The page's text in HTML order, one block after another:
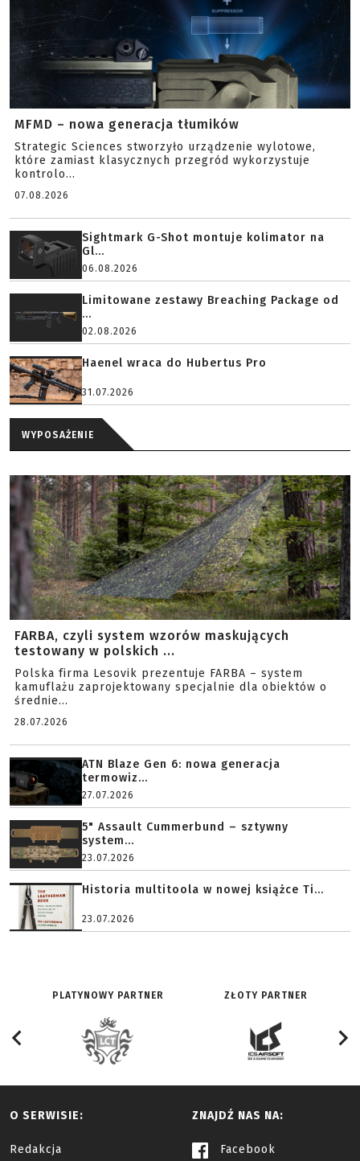
MFMD – nowa generacja tłumików
Strategic Sciences stworzyło urządzenie wylotowe,
które zamiast klasycznych przegród wykorzystuje
kontrolo...
07.08.2026
Sightmark G-Shot montuje kolimator na
Gl...
06.08.2026
Limitowane zestawy Breaching Package od
...
02.08.2026
Haenel wraca do Hubertus Pro
31.07.2026
WYPOSAŻENIE
FARBA, czyli system wzorów maskujących
testowany w polskich ...
Polska firma Lesovik prezentuje FARBA – system
kamuflażu zaprojektowany specjalnie dla obiektów o
średnie...
28.07.2026
ATN Blaze Gen 6: nowa generacja
termowiz...
27.07.2026
5" Assault Cummerbund – sztywny
system...
23.07.2026
Historia multitoola w nowej książce Ti...
23.07.2026
PLATYNOWY PARTNER ZŁOTY PARTNER
O SERWISIE:
Redakcja
ZNAJDŹ NAS NA:
Facebook